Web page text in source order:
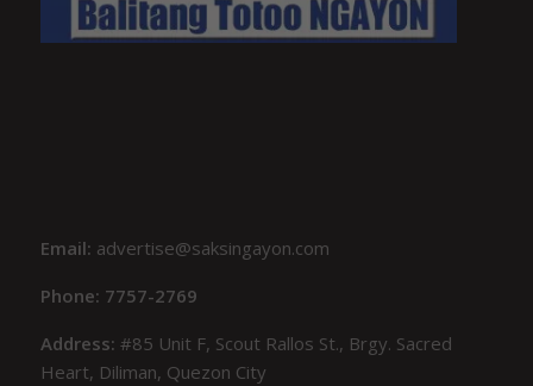
Email: advertise@saksingayon.com
Phone: 7757-2769
Address:#85 Unit F, Scout Rallos St., Brgy. Sacred
Heart, Diliman, Quezon City